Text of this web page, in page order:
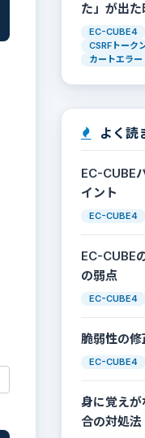
た」が出
EC-CUBE4
CSRFトーク
カートエラー
よく読
EC-CUBE
イント
EC-CUBE4
EC-CUBE
の弱点
EC-CUBE4
脆弱性の
EC-CUBE4
身に覚え
合の対処法